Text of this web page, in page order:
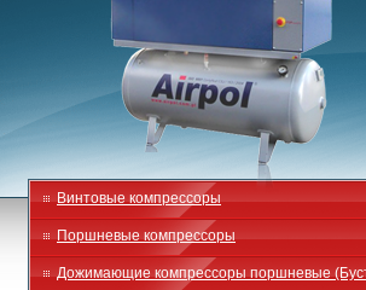
Винтовые компрессоры
Поршневые компрессоры
Дожимающие компрессоры поршневые